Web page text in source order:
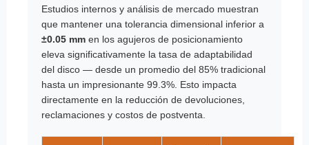
Estudios internos y análisis de mercado muestran
que mantener una tolerancia dimensional inferior a
±0.05 mm en los agujeros de posicionamiento
eleva significativamente la tasa de adaptabilidad
del disco — desde un promedio del 85% tradicional
hasta un impresionante 99.3%. Esto impacta
directamente en la reducción de devoluciones,
reclamaciones y costos de postventa.